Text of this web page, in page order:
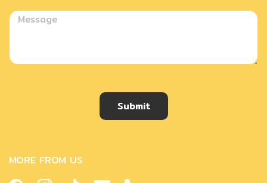
Submit
MORE FROM US